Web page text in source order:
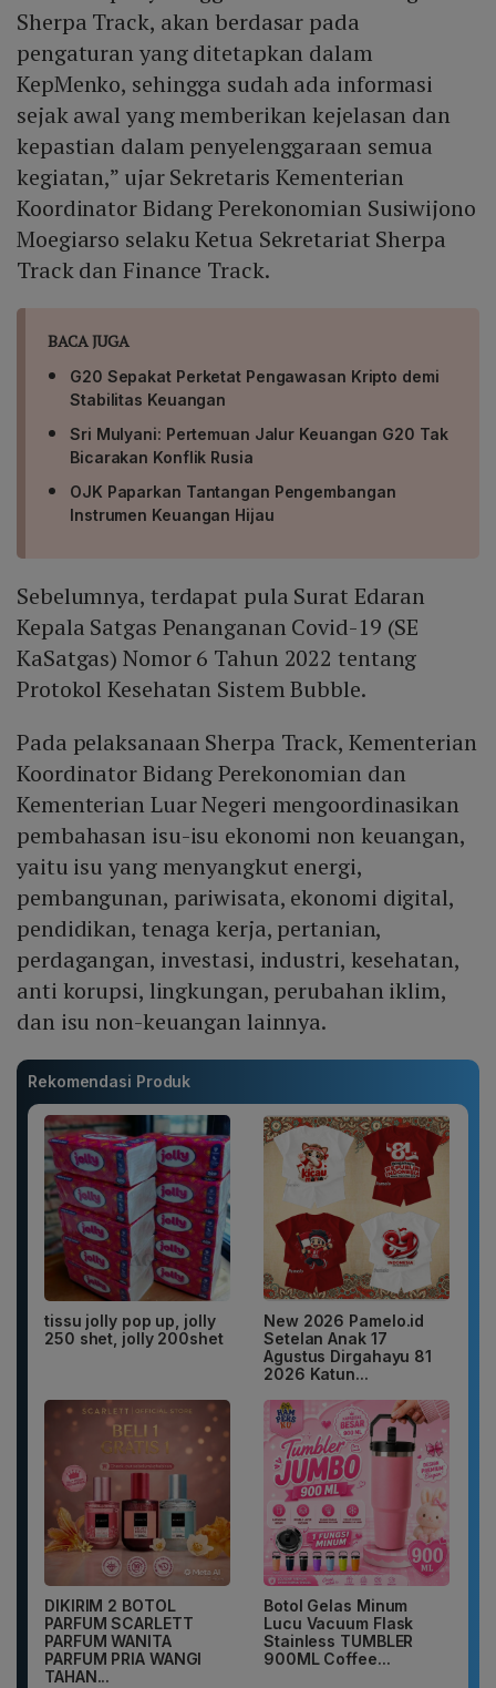
Sherpa Track, akan berdasar pada
pengaturan yang ditetapkan dalam
KepMenko, sehingga sudah ada informasi
sejak awal yang memberikan kejelasan dan
kepastian dalam penyelenggaraan semua
kegiatan,” ujar Sekretaris Kementerian
Koordinator Bidang Perekonomian Susiwijono
Moegiarso selaku Ketua Sekretariat Sherpa
Track dan Finance Track.
BACA JUGA
G20 Sepakat Perketat Pengawasan Kripto demi
Stabilitas Keuangan
Sri Mulyani: Pertemuan Jalur Keuangan G20 Tak
Bicarakan Konflik Rusia
OJK Paparkan Tantangan Pengembangan
Instrumen Keuangan Hijau
Sebelumnya, terdapat pula Surat Edaran
Kepala Satgas Penanganan Covid-19 (SE
KaSatgas) Nomor 6 Tahun 2022 tentang
Protokol Kesehatan Sistem Bubble.
Pada pelaksanaan Sherpa Track, Kementerian
Koordinator Bidang Perekonomian dan
Kementerian Luar Negeri mengoordinasikan
pembahasan isu-isu ekonomi non keuangan,
yaitu isu yang menyangkut energi,
pembangunan, pariwisata, ekonomi digital,
pendidikan, tenaga kerja, pertanian,
perdagangan, investasi, industri, kesehatan,
anti korupsi, lingkungan, perubahan iklim,
dan isu non-keuangan lainnya.
Rekomendasi Produk
tissu jolly pop up, jolly
250 shet, jolly 200shet
New 2026 Pamelo.id
Setelan Anak 17
Agustus Dirgahayu 81
2026 Katun...
DIKIRIM 2 BOTOL
PARFUM SCARLETT
PARFUM WANITA
PARFUM PRIA WANGI
TAHAN...
Botol Gelas Minum
Lucu Vacuum Flask
Stainless TUMBLER
900ML Coffee...